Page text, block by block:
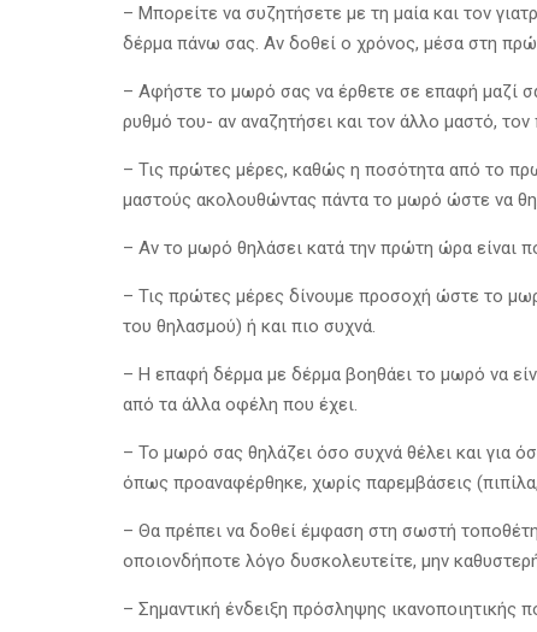
– Μπορείτε να συζητήσετε με τη μαία και τον
δέρμα πάνω σας. Αν δοθεί ο χρόνος, μέσα στη
– Αφήστε το μωρό σας να έρθετε σε επαφή μαζί
ρυθμό του- αν αναζητήσει και τον άλλο μαστό,
– Τις πρώτες μέρες, καθώς η ποσότητα από το
μαστούς ακολουθώντας πάντα το μωρό ώστε να
– Αν το μωρό θηλάσει κατά την πρώτη ώρα είναι
– Τις πρώτες μέρες δίνουμε προσοχή ώστε το
του θηλασμού) ή και πιο συχνά.
– Η επαφή δέρμα με δέρμα βοηθάει το μωρό να
από τα άλλα οφέλη που έχει.
– Το μωρό σας θηλάζει όσο συχνά θέλει και για
όπως προαναφέρθηκε, χωρίς παρεμβάσεις
– Θα πρέπει να δοθεί έμφαση στη σωστή
οποιονδήποτε λόγο δυσκολευτείτε, μην
– Σημαντική ένδειξη πρόσληψης ικανοποιητικής